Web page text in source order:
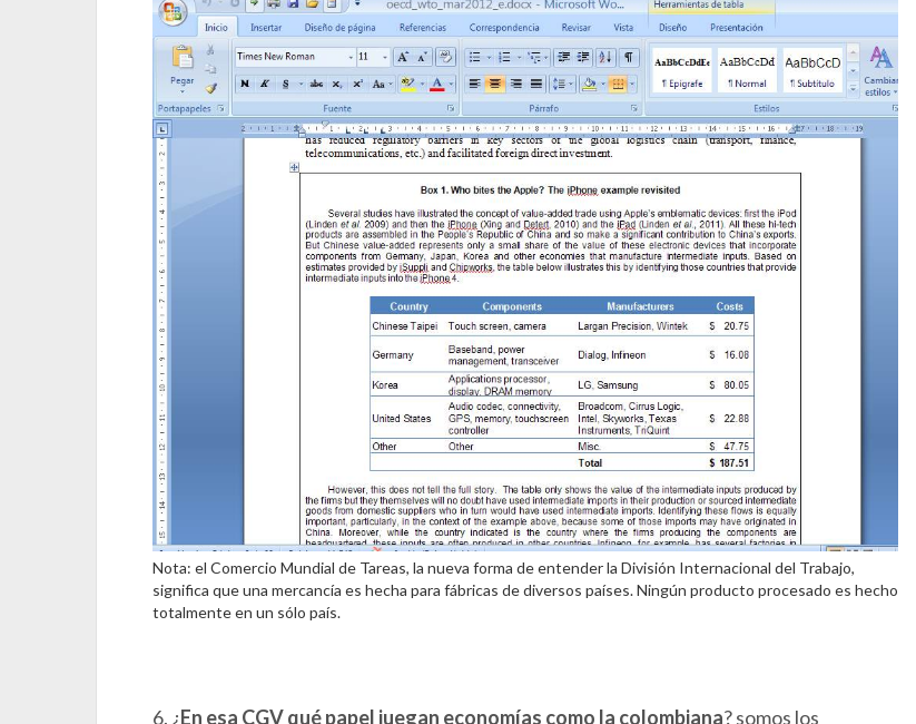
Nota: el Comercio Mundial de Tareas, la nueva forma de entender la División Internacional del Trabajo,
significa que una mercancía es hecha para fábricas de diversos países. Ningún producto procesado es hecho
totalmente en un sólo país.
6. ¿En esa CGV qué papel juegan economías como la colombiana? somos los